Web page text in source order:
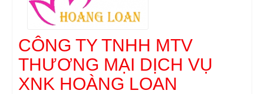
CÔNG TY TNHH MTV
THƯƠNG MẠI DỊCH VỤ
XNK HOÀNG LOAN